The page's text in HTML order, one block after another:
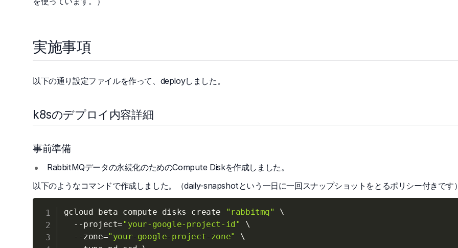
実施事項
以下の通り設定ファイルを作って、deployしました。
k8sのデプロイ内容詳細
事前準備
RabbitMQデータの永続化のためのCompute Diskを作成しました。
以下のようなコマンドで作成しました。（daily-snapshotという一日に一回スナップショットをとるポリシー付きです
gcloud beta compute disks create "rabbitmq"
\
--project="your-google-project-id"
\
--zone="your-google-project-zone"
\